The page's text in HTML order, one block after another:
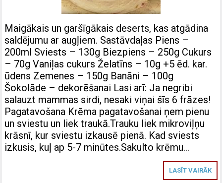
Maigākais un garšīgākais deserts, kas atgādina
saldējumu ar augļiem. Sastāvdaļas Piens –
200ml Sviests – 130g Biezpiens – 250g Cukurs
– 70g Vaniļas cukurs Želatīns – 10g +5 ēd. kar.
ūdens Zemenes – 150g Banāni – 100g
Šokolāde – dekorēšanai Lasi arī: Ja negribi
salauzt mammas sirdi, nesaki viņai šīs 6 frāzes!
Pagatavošana Krēma pagatavošanai ņem pienu
un sviestu un liek traukā.Trauku liek mikroviļņu
krāsnī, kur sviestu izkausē pienā. Kad sviests
izkusis, kuļ ap 5-7 minūtes.Sakulto krēmu…
LASĪT VAIRĀK